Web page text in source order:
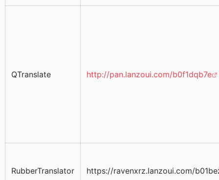
QTranslate http://pan.lanzoui.com/b0f1dqb7e
RubberTranslator https://ravenxrz.lanzoui.com/